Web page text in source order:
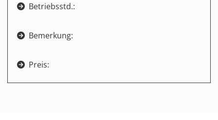
 Betriebsstd.:
 Bemerkung:
 Preis: